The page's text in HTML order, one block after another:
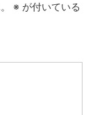
※ が付いている